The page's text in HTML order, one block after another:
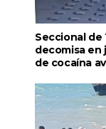
Seccional de
decomisa en
de cocaína